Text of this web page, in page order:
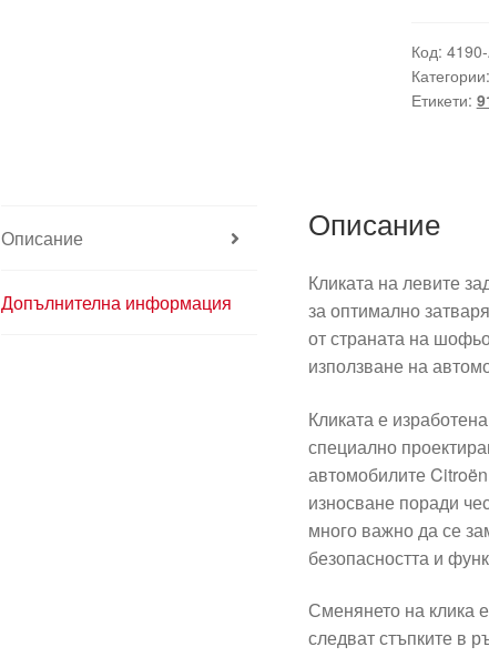
лявата
задна
врата
и
Код:
Категории:
Етикети:
Описание
Допълнителна информация
Описание
Кликата на левите
за оптимално
от страната на
използване на
Кликата е
специално
автомобилите
износване поради
много важно да се
безопасността и
Сменянето на клика
следват стъпките в